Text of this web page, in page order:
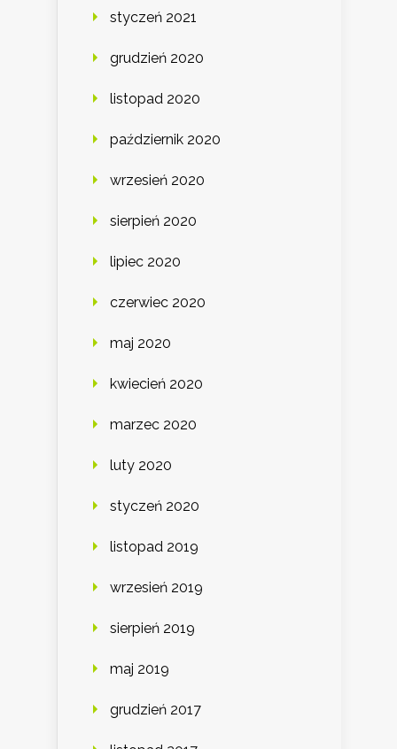
styczeń 2021
grudzień 2020
listopad 2020
październik 2020
wrzesień 2020
sierpień 2020
lipiec 2020
czerwiec 2020
maj 2020
kwiecień 2020
marzec 2020
luty 2020
styczeń 2020
listopad 2019
wrzesień 2019
sierpień 2019
maj 2019
grudzień 2017